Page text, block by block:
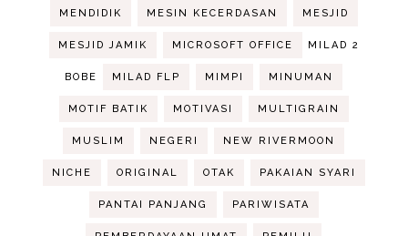
MENDIDIK MESIN KECERDASAN MESJID
MESJID JAMIK MICROSOFT OFFICE MILAD 2
BOBE MILAD FLP MIMPI MINUMAN
MOTIF BATIK MOTIVASI MULTIGRAIN
MUSLIM NEGERI NEW RIVERMOON
NICHE ORIGINAL OTAK PAKAIAN SYARI
PANTAI PANJANG PARIWISATA